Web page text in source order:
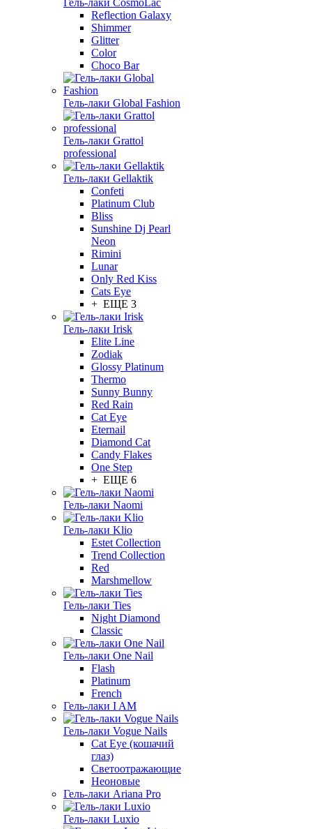
Гель-лаки CosmoLac
Reflection Galaxy
Shimmer
Glitter
Color
Choco Bar
Гель-лаки Global Fashion
Гель-лаки Grattol
professional
Гель-лаки Gellaktik
Confeti
Platinum Club
Bliss
Sunshine Dj Pearl
Neon
Rimini
Lunar
Only Red Kiss
Cats Eye
+ ЕЩЕ 3
Гель-лаки Irisk
Elite Line
Zodiak
Glossy Platinum
Thermo
Sunny Bunny
Red Rain
Cat Eye
Eternail
Diamond Cat
Candy Flakes
One Step
+ ЕЩЕ 6
Гель-лаки Naomi
Гель-лаки Klio
Estet Collection
Trend Collection
Red
Marshmellow
Гель-лаки Ties
Night Diamond
Classic
Гель-лаки One Nail
Flash
Platinum
French
Гель-лаки I AM
Гель-лаки Vogue Nails
Cat Eye (кошачий
глаз)
Светоотражающие
Неоновые
Гель-лаки Ariana Pro
Гель-лаки Luxio